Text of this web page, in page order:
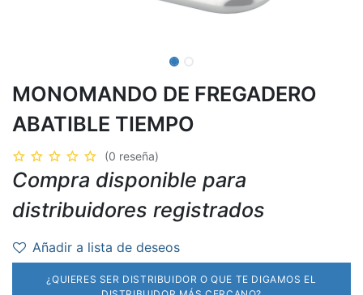
MONOMANDO DE FREGADERO
ABATIBLE TIEMPO
(0 reseña)
Compra disponible para
distribuidores registrados
Añadir a lista de deseos
¿QUIERES SER DISTRIBUIDOR O QUE TE DIGAMOS EL